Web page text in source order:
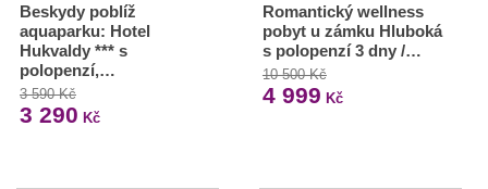
Beskydy poblíž
aquaparku: Hotel
Hukvaldy *** s
polopenzí,…
3 590 Kč
3 290 Kč
Romantický wellness
pobyt u zámku Hluboká
s polopenzí 3 dny /…
10 500 Kč
4 999 Kč